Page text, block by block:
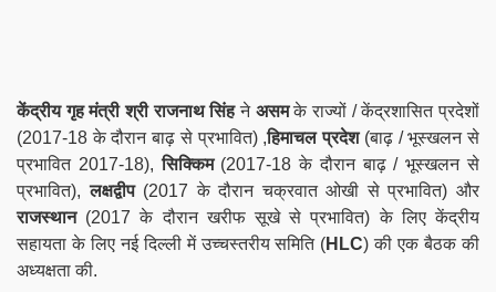
केंद्रीय गृह मंत्री श्री राजनाथ सिंहने असमके राज्यों / केंद्रशासित प्रदेशों
(2017-18 के दौरान बाढ़ से प्रभावित) ,हिमाचल प्रदेश (बाढ़ / भूस्खलन से
प्रभावित 2017-18),सिक्किम (2017-18 के दौरान बाढ़ / भूस्खलन से
प्रभावित),लक्षद्वीप(2017 के दौरान चक्रवात ओखी से प्रभावित) और
राजस्थान (2017 के दौरान खरीफ सूखे से प्रभावित) के लिए केंद्रीय
सहायता के लिए नई दिल्ली में उच्चस्तरीय समिति (HLC) की एक बैठक की
अध्यक्षता की.